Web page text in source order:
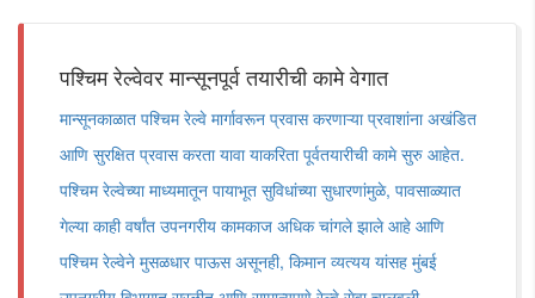
पश्चिम रेल्वेवर मान्सूनपूर्व तयारीची कामे वेगात
मान्सूनकाळात पश्चिम रेल्वे मार्गावरून प्रवास करणाऱ्या प्रवाशांना अखंडित
आणि सुरक्षित प्रवास करता यावा याकरिता पूर्वतयारीची कामे सुरु आहेत.
पश्चिम रेल्वेच्या माध्यमातून पायाभूत सुविधांच्या सुधारणांमुळे, पावसाळ्यात
गेल्या काही वर्षांत उपनगरीय कामकाज अधिक चांगले झाले आहे आणि
पश्चिम रेल्वेने मुसळधार पाऊस असूनही, किमान व्यत्यय यांसह मुंबई